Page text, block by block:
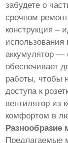
забудете о
срочном
конструкция –
аккумулятор —
обеспечивает
работы, чтобы
доступа к
вентилятор из
комфортом в
Предлагаемые